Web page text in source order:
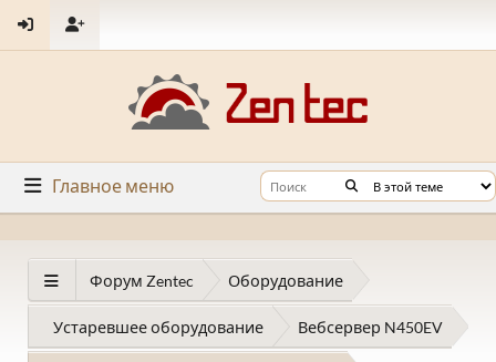
Главное меню
Форум Zentec Оборудование
Устаревшее оборудование Вебсервер N450EV